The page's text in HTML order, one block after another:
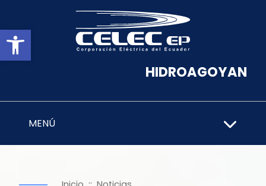
Abrir barra de herramientas
HIDROAGOYAN
MENÚ